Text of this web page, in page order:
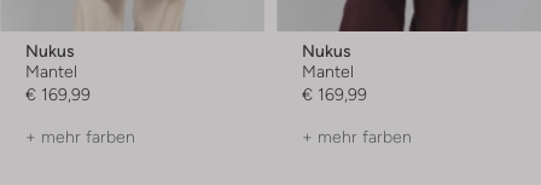
Nukus
Mantel
€ 169,99
+ mehr farben
Nukus
Mantel
€ 169,99
+ mehr farben